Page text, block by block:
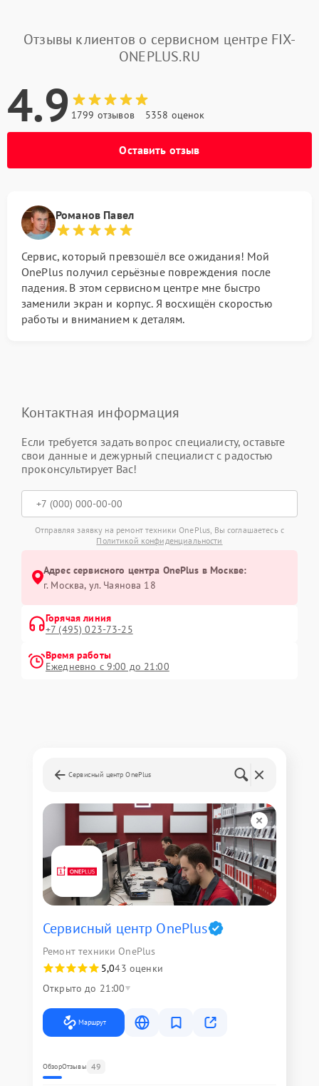
Отзывы клиентов о сервисном центре FIX-
ONEPLUS.RU
4.9 1799 отзывов 5358 оценок
Оставить отзыв
Романов Павел
Сервис, который превзошёл все ожидания! Мой
OnePlus получил серьёзные повреждения после
падения. В этом сервисном центре мне быстро
заменили экран и корпус. Я восхищён скоростью
работы и вниманием к деталям.
Контактная информация
Если требуется задать вопрос специалисту, оставьте
свои данные и дежурный специалист с радостью
проконсультирует Вас!
Отправляя заявку на ремонт техники OnePlus, Вы соглашаетесь с
Политикой конфиденциальности
Адрес сервисного центра OnePlus в Москве:
г. Москва, ул. Чаянова 18
Горячая линия
+7 (495) 023-73-25
Время работы
Ежедневно с 9:00 до 21:00
Сервисный центр OnePlus
Сервисный центр OnePlus
Ремонт техники OnePlus
5,043 оценки
Открыто до 21:00
Маршрут
ОбзорОтзывы 49